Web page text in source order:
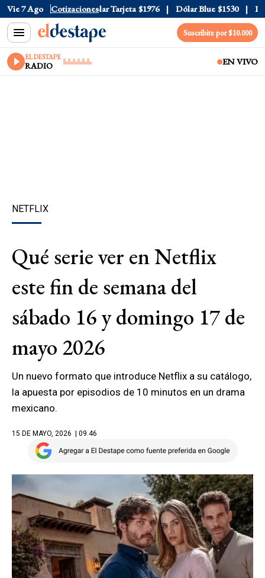
Vie 7 Ago Cotizaciones
Oficial $1520 Dólar Tarjeta $1976 Dólar Blue $1530
Suscribite por $10.000
EL DESTAPE
RADIO EN VIVO
NETFLIX
Qué serie ver en Netflix
este fin de semana del
sábado 16 y domingo 17 de
mayo 2026
Un nuevo formato que introduce Netflix a su catálogo,
la apuesta por episodios de 10 minutos en un drama
mexicano.
15 DE MAYO, 2026 | 09.46